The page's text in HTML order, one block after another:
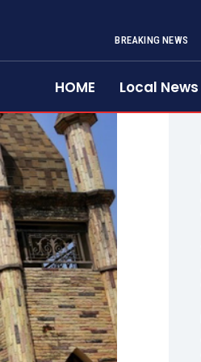
BREAKING NEWS
HOME Local News